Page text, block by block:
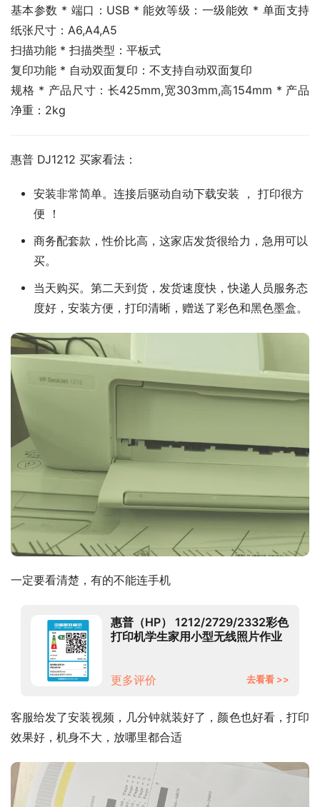
基本参数 * 端口：USB * 能效等级：一级能效 * 单面支持
纸张尺寸：A6,A4,A5
扫描功能 * 扫描类型：平板式
复印功能 * 自动双面复印：不支持自动双面复印
规格 * 产品尺寸：长425mm,宽303mm,高154mm * 产品
净重：2kg
惠普 DJ1212 买家看法：
安装非常简单。连接后驱动自动下载安装 ， 打印很方
便 ！
商务配套款，性价比高，这家店发货很给力，急用可以
买。
当天购买。第二天到货，发货速度快，快递人员服务态
度好，安装方便，打印清晰，赠送了彩色和黑色墨盒。
一定要看清楚，有的不能连手机
惠普（HP） 1212/2729/2332彩色
打印机学生家用小型无线照片作业
盒，推荐选择可加墨套餐）
更多评价 去看看 >>
客服给发了安装视频，几分钟就装好了，颜色也好看，打印
效果好，机身不大，放哪里都合适